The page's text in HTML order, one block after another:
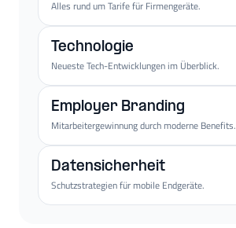
Alles rund um Tarife für Firmengeräte.
Technologie
Neueste Tech-Entwicklungen im Überblick.
Employer Branding
Mitarbeitergewinnung durch moderne Benefits.
Datensicherheit
Schutzstrategien für mobile Endgeräte.